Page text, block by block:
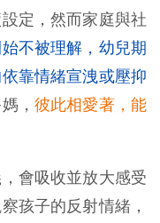
定，然而家庭與社
不被理解，幼兒期
靠情緒宣洩或壓抑
， 彼此相愛著，能
會吸收並放大感受
孩子的反射情緒，